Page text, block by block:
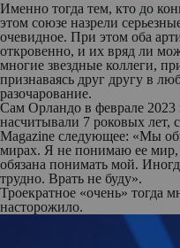
Именно тогда тем, кто до
этом союзе назрели
очевидное. При этом оба
откровенно, и их вряд ли
многие звездные коллеги,
признаваясь друг другу в
разочарование.
Сам Орландо в феврале 2023
насчитывали 7 роковых лет,
Magazine следующее: «Мы
мирах. Я не понимаю ее
обязана понимать мой.
трудно. Врать не буду».
Троекратное «очень» тогда
насторожило.